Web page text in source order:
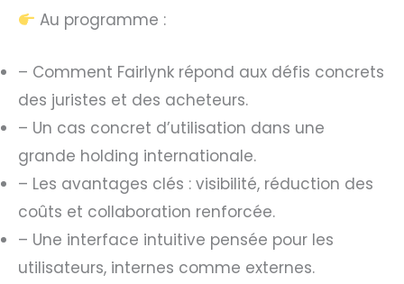
Au programme :
– Comment Fairlynk répond aux défis concrets
des juristes et des acheteurs.
– Un cas concret d’utilisation dans une
grande holding internationale.
– Les avantages clés : visibilité, réduction des
coûts et collaboration renforcée.
– Une interface intuitive pensée pour les
utilisateurs, internes comme externes.